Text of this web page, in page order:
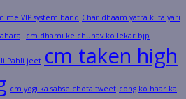
me VIP system band Char dhaam yatra ki taiyari
cm dhami ke chunav ko lekar bjp
Pahli jeet cm taken high
cm yogi ka sabse chota tweet cong ko haar ka